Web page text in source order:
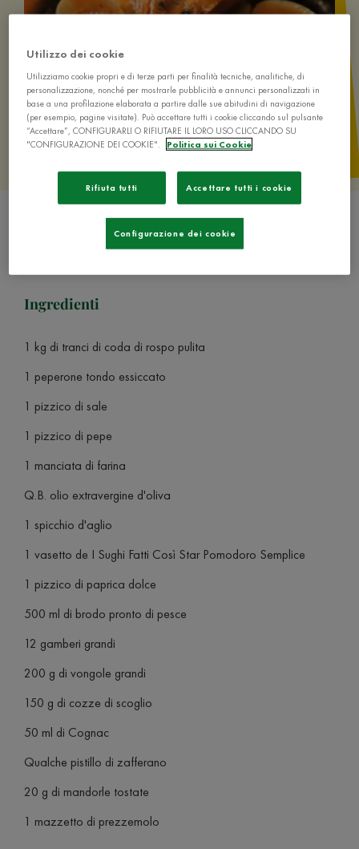
Ingredienti
1 kg di tranci di coda di rospo pulita
1 peperone tondo essiccato
1 pizzico di sale
1 pizzico di pepe
1 manciata di farina
Q.B. olio extravergine d'oliva
1 spicchio d'aglio
1 vasetto de I Sughi Fatti Così Star Pomodoro Semplice
1 pizzico di paprica dolce
500 ml di brodo pronto di pesce
12 gamberi grandi
200 g di vongole grandi
150 g di cozze di scoglio
50 ml di Cognac
Qualche pistillo di zafferano
20 g di mandorle tostate
1 mazzetto di prezzemolo
Utilizzo dei cookie
Utilizziamo cookie propri e di terze parti per finalità tecniche, analitiche, di
personalizzazione, nonché per mostrarle pubblicità e annunci personalizzati in
base a una profilazione elaborata a partire dalle sue abitudini di navigazione
(per esempio, pagine visitate). Può accettare tutti i cookie cliccando sul pulsante
“Accettare”, CONFIGURARLI O RIFIUTARE IL LORO USO CLICCANDO SU
"CONFIGURAZIONE DEI COOKIE".
Politica sui Cookie
Rifiuta tutti Accettare tutti i cookie
Configurazione dei cookie